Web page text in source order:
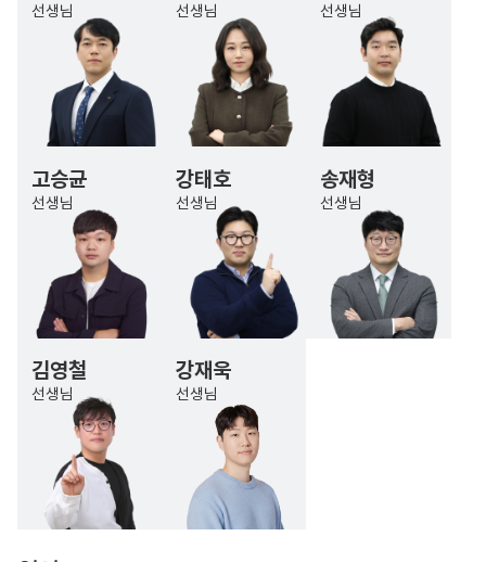
선생님 선생님 선생님
고승균
선생님
강태호
선생님
송재형
선생님
김영철
선생님
강재욱
선생님